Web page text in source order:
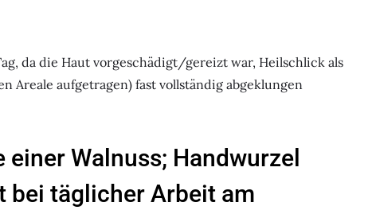
da die Haut vorgeschädigt/gereizt war, Heilschlick als
Areale aufgetragen) fast vollständig abgeklungen
Walnuss; Handwurzel
bei täglicher Arbeit am